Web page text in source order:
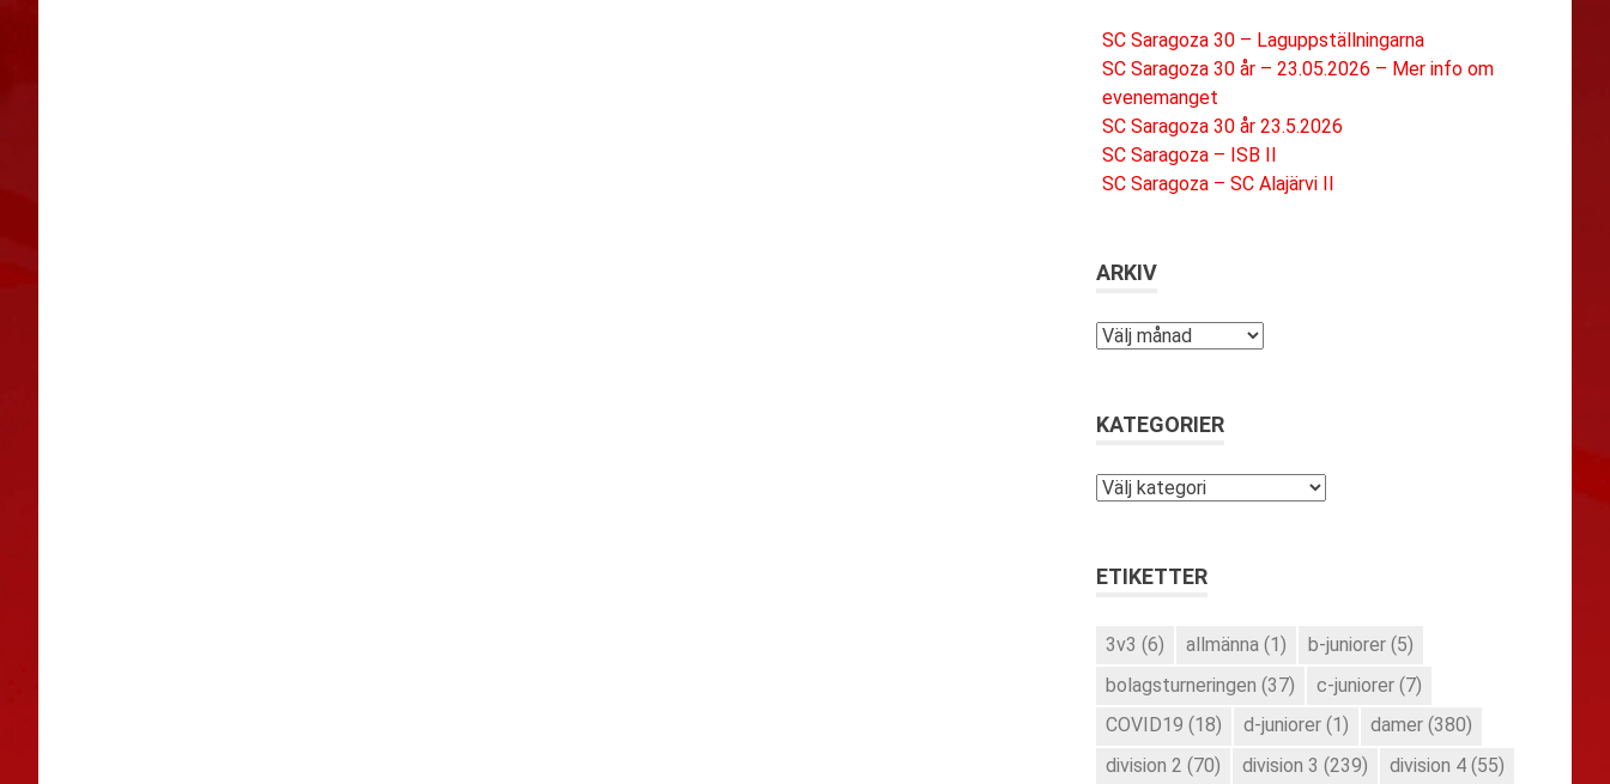
SC Saragoza 30 – Laguppställningarna
SC Saragoza 30 år – 23.05.2026 – Mer info om
evenemanget
SC Saragoza 30 år 23.5.2026
SC Saragoza – ISB II
SC Saragoza – SC Alajärvi II
ARKIV
Arkiv
KATEGORIER
Kategorier
ETIKETTER
3v3 (6) allmänna (1) b-juniorer (5)
bolagsturneringen (37) c-juniorer (7)
COVID19 (18) d-juniorer (1) damer (380)
division 2 (70) division 3 (239) division 4 (55)